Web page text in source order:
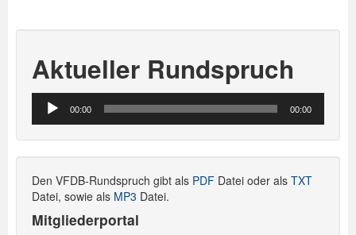
Aktueller Rundspruch
Audio-
Player
00:00 00:00
Den VFDB-Rundspruch gibt als PDF Datei oder als TXT
Datei, sowie als MP3 Datei.
Mitgliederportal